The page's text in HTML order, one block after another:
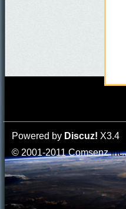
Powered by Discuz! X3.4
© 2001-2011ComsenzInc.